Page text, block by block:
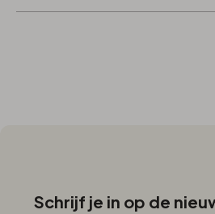
Schrijf je in op de